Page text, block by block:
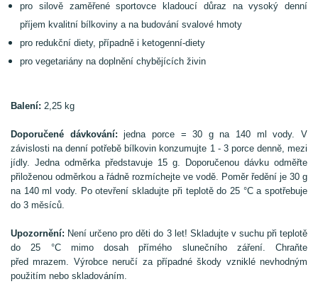
pro silově zaměřené sportovce kladoucí důraz na vysoký denní
příjem kvalitní bílkoviny a nabudování svalové hmoty
pro redukční diety, případně i ketogenní-diety
pro vegetariány na doplnění chybějících živin
Balení: 2,25 kg
Doporučené dávkování: jedna porce = 30 g na 140 ml vody. V
závislosti na denní potřebě bílkovin konzumujte 1 - 3 porce denně, mezi
jídly. Jedna odměrka představuje 15 g. Doporučenou dávku odměřte
přiloženou odměrkou a řádně rozmíchejte ve vodě. Poměr ředění je 30 g
na 140 ml vody. Po otevření skladujte při teplotě do 25 °C a spotřebuje
do 3 měsíců.
Upozornění: Není určeno pro děti do 3 let! Skladujte v suchu při teplotě
do 25 °C mimo dosah přímého slunečního záření. Chraňte
před mrazem. Výrobce neručí za případné škody vzniklé nevhodným
použitím nebo skladováním.